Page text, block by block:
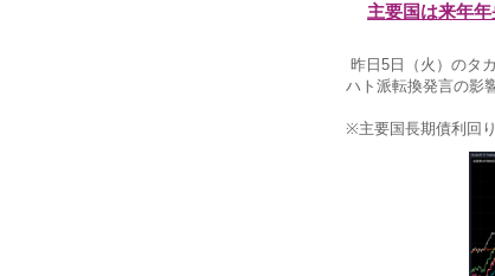
主要国は来年
昨日5日（火）のタ
ハト派転換発言の影
※主要国長期債利回